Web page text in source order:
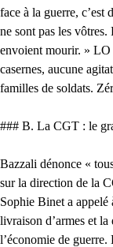
face à la guerre, c’est
ne sont pas les
envoient mourir. » LO
casernes, aucune
familles de soldats.
### B. La CGT : le
Bazzali dénonce «
sur la direction de la
Sophie Binet a
livraison d’armes et
l’économie de